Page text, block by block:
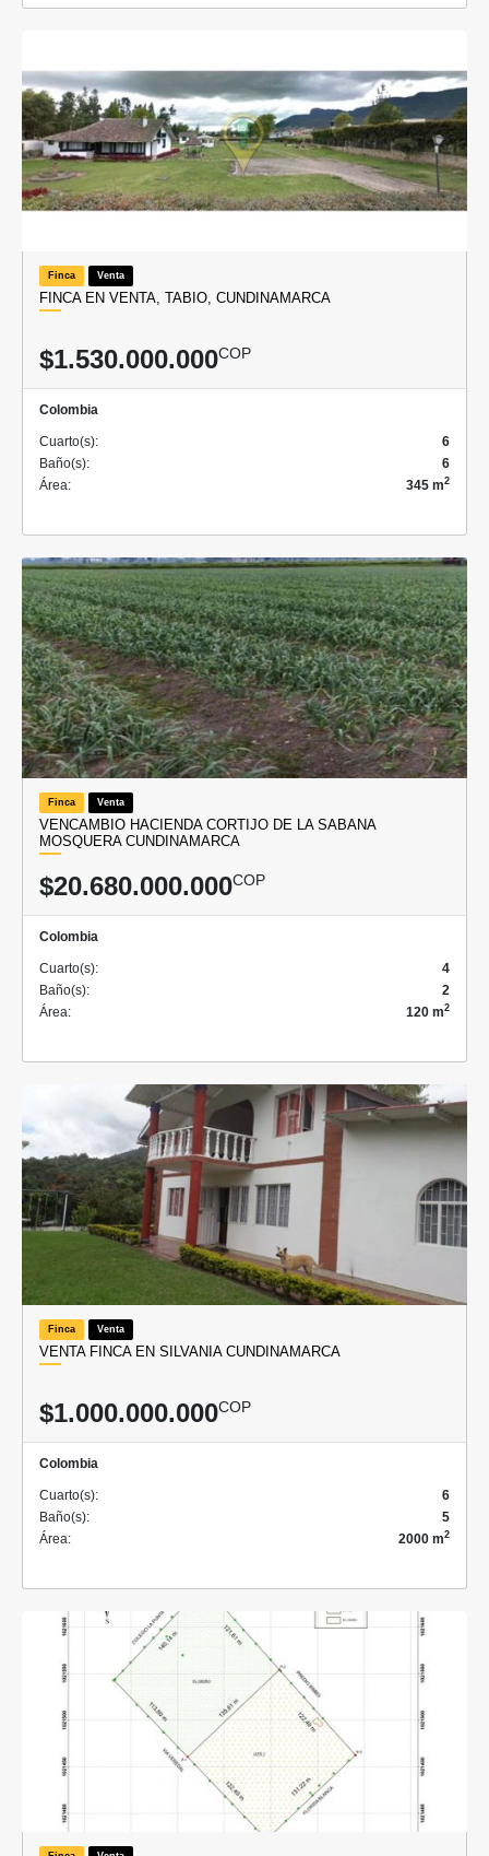
Finca Venta
FINCA EN VENTA, TABIO, CUNDINAMARCA
$1.530.000.000COP
Colombia
Cuarto(s):
6
Baño(s):
6
Área:
345 m2
Finca Venta
VENCAMBIO HACIENDA CORTIJO DE LA SABANA
MOSQUERA CUNDINAMARCA
$20.680.000.000COP
Colombia
Cuarto(s):
4
Baño(s):
2
Área:
120 m2
Finca Venta
VENTA FINCA EN SILVANIA CUNDINAMARCA
$1.000.000.000COP
Colombia
Cuarto(s):
6
Baño(s):
5
Área:
2000 m2